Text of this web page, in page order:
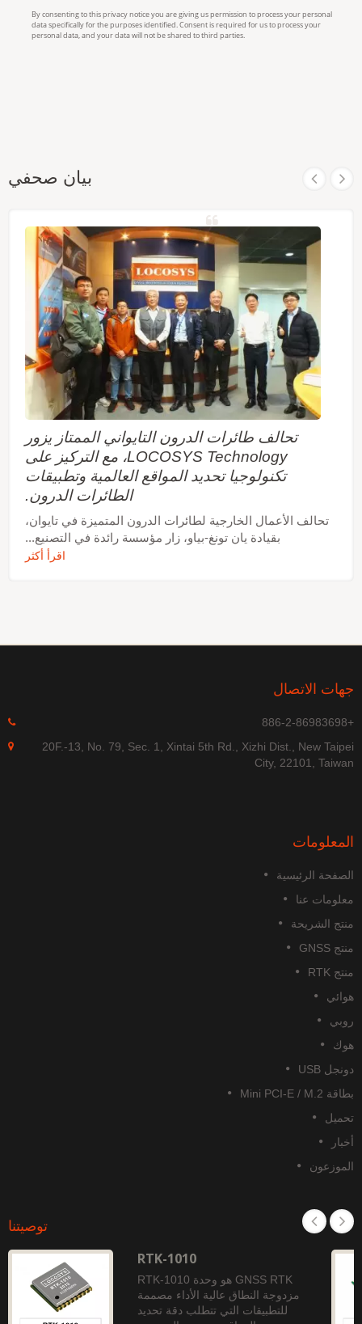
بيان صحفي
تحالف طائرات الدرون التايواني الممتاز يزور
LOCOSYS Technology، مع التركيز على
تكنولوجيا تحديد المواقع العالمية وتطبيقات
الطائرات الدرون.
تحالف الأعمال الخارجية لطائرات الدرون المتميزة في تايوان،
بقيادة يان تونغ-بياو، زار مؤسسة رائدة في التصنيع...
اقرأ أكثر
جهات الاتصال
+886-2-86983698
20F.-13, No. 79, Sec. 1, Xintai 5th Rd., Xizhi Dist., New Taipei
City, 22101, Taiwan
المعلومات
الصفحة الرئيسية
معلومات عنا
منتج الشريحة
منتج GNSS
منتج RTK
هوائي
روبي
هوك
دونجل USB
بطاقة Mini PCI-E / M.2
تحميل
أخبار
الموزعون
توصيتنا
RTK-1010
RTK-1010 هو وحدة GNSS RTK
مزدوجة النطاق عالية الأداء مصممة
للتطبيقات التي تتطلب دقة تحديد